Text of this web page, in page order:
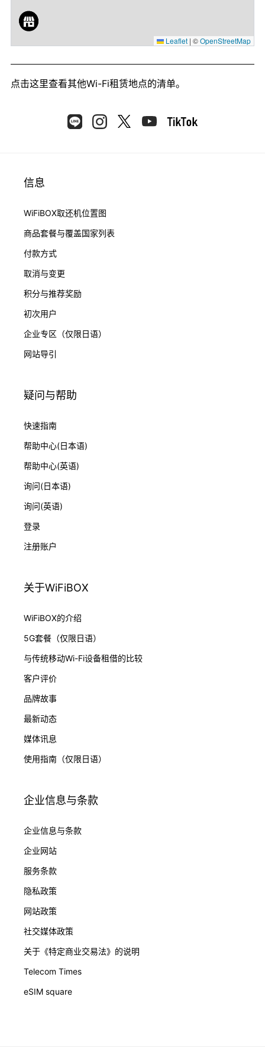
Leaflet | ©OpenStreetMap
点击这里查看其他Wi-Fi租赁地点的清单。
信息
WiFiBOX取还机位置图
商品套餐与覆盖国家列表
付款方式
取消与变更
积分与推荐奖励
初次用户
企业专区（仅限日语）
网站导引
疑问与帮助
快速指南
帮助中心(日本语)
帮助中心(英语)
询问(日本语)
询问(英语)
登录
注册账户
关于WiFiBOX
WiFiBOX的介绍
5G套餐（仅限日语）
与传统移动Wi-Fi设备租借的比较
客户评价
品牌故事
最新动态
媒体讯息
使用指南（仅限日语）
企业信息与条款
企业信息与条款
企业网站
服务条款
隐私政策
网站政策
社交媒体政策
关于《特定商业交易法》的说明
Telecom Times
eSIM square